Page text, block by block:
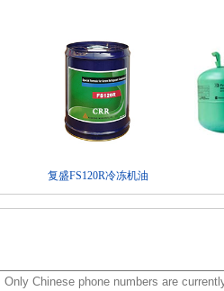
复盛FS120R冷冻机油